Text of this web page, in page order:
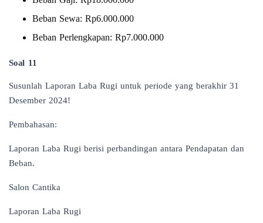
Beban Sewa: Rp6.000.000
Beban Perlengkapan: Rp7.000.000
Soal 11
Susunlah Laporan Laba Rugi untuk periode yang berakhir 31
Desember 2024!
Pembahasan:
Laporan Laba Rugi berisi perbandingan antara Pendapatan dan
Beban.
Salon Cantika
Laporan Laba Rugi